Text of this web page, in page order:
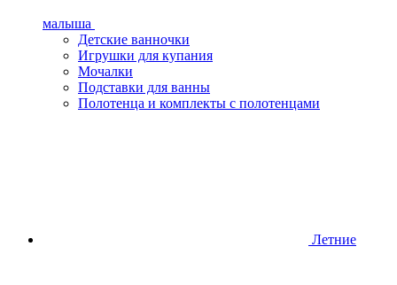
малыша
Детские ванночки
Игрушки для купания
Мочалки
Подставки для ванны
Полотенца и комплекты с полотенцами
Летние